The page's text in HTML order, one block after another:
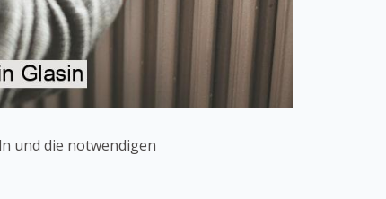
und die notwendigen